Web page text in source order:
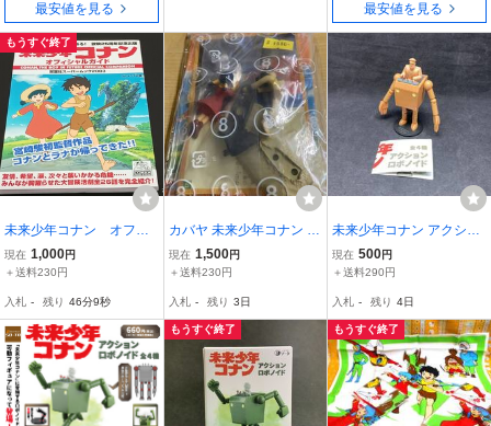
最安値を見る 最安値を見る
もうすぐ終了
未来少年コナン オフィ
シャルガイド 双葉社ス
ーパームック2003 宮崎
版 2003年9月6日
現在 1,000円
＋送料230円
入札 - 残り 46分8秒
カバヤ 未来少年コナン 情
景フィギュア 第8話 逃亡
現在 1,500円
＋送料230円
入札 - 残り 3日
未来少年コナン アクショ
ン ロボノイド ダイス 美
品 フィギュア イメージボ
現在 500円
＋送料290円
入札 - 残り 4日
もうすぐ終了 もうすぐ終了